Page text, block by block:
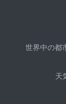
世界中の都
天